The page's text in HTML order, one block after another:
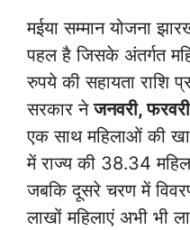
मईया सम्मान योजना
पहल है जिसके अंतर्गत
रुपये की सहायता राशि
सरकार नेजनवरी,
एक साथ महिलाओं की
में राज्य की 38.34
जबकि दूसरे चरण में
लाखों महिलाएं अभी भी